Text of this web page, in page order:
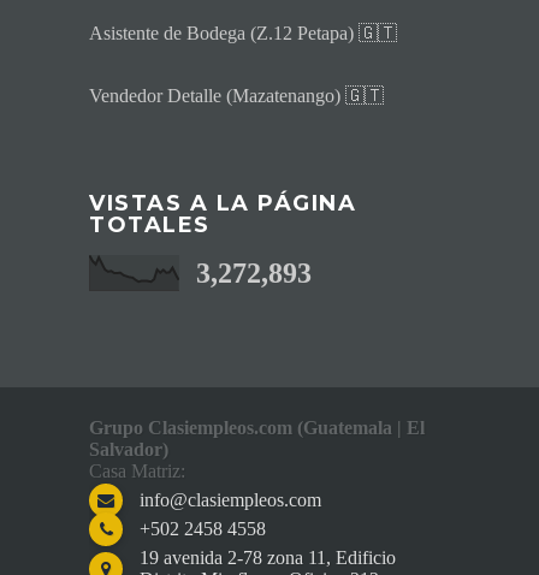
Asistente de Bodega (Z.12 Petapa) 🇬🇹
Vendedor Detalle (Mazatenango) 🇬🇹
VISTAS A LA PÁGINA
TOTALES
3,272,893
Grupo Clasiempleos.com (Guatemala | El
Salvador)
Casa Matriz:
info@clasiempleos.com
+502 2458 4558
19 avenida 2-78 zona 11, Edificio